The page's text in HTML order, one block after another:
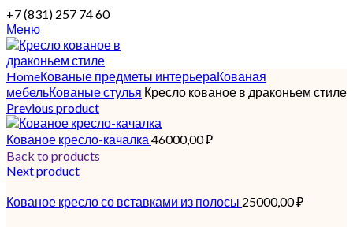
+7 (831) 257 74 60
Меню
HomeКованые предметы интерьераКованая
мебельКованые стулья Кресло кованое в драконьем стиле
Previous product
Кованое кресло-качалка 46000,00₽
Back to products
Next product
Кованое кресло со вставками из полосы 25000,00₽